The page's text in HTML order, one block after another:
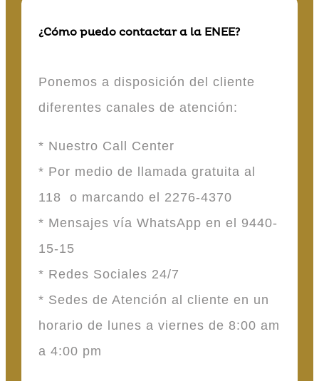
¿Cómo puedo contactar a la ENEE?
Ponemos a disposición del cliente
diferentes canales de atención:
* Nuestro Call Center
* Por medio de llamada gratuita al
118 o marcando el 2276-4370
* Mensajes vía WhatsApp en el 9440-
15-15
* Redes Sociales 24/7
* Sedes de Atención al cliente en un
horario de lunes a viernes de 8:00 am
a 4:00 pm